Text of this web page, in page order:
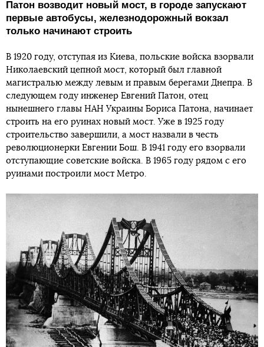
Патон возводит новый мост, в городе запускают
первые автобусы, железнодорожный вокзал
только начинают строить
В 1920 году, отступая из Киева, польские войска взорвали
Николаевский цепной мост, который был главной
магистралью между левым и правым берегами Днепра. В
следующем году инженер Евгений Патон, отец
нынешнего главы НАН Украины Бориса Патона, начинает
строить на его руинах новый мост. Уже в 1925 году
строительство завершили, а мост назвали в честь
революционерки Евгении Бош. В 1941 году его взорвали
отступающие советские войска. В 1965 году рядом с его
руинами построили мост Метро.